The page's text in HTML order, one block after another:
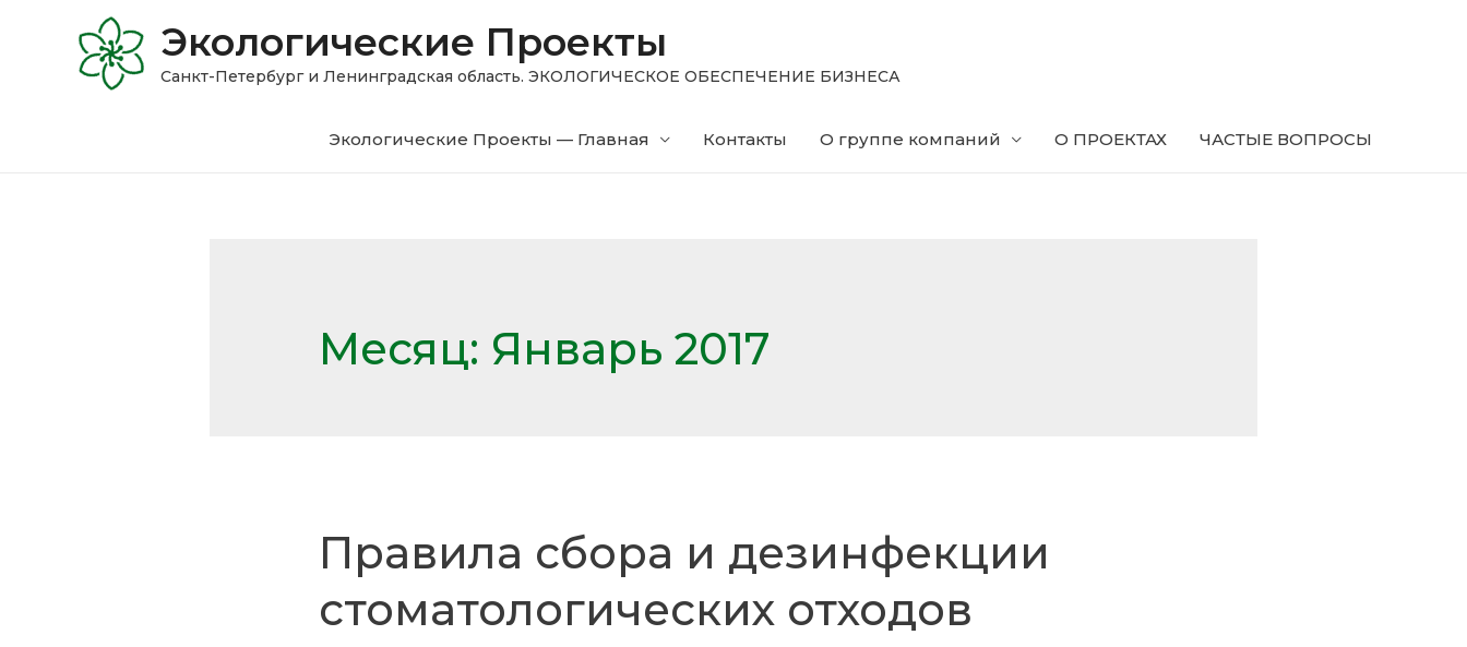
Экологические Проекты
Санкт-Петербург и Ленинградская область. ЭКОЛОГИЧЕСКОЕ ОБЕСПЕЧЕНИЕ БИЗНЕСА
Экологические Проекты — Главная Контакты О группе компаний О ПРОЕКТАХ ЧАСТЫЕ ВОПРОСЫ
Месяц: Январь 2017
Правила сбора и дезинфекции
стоматологических отходов